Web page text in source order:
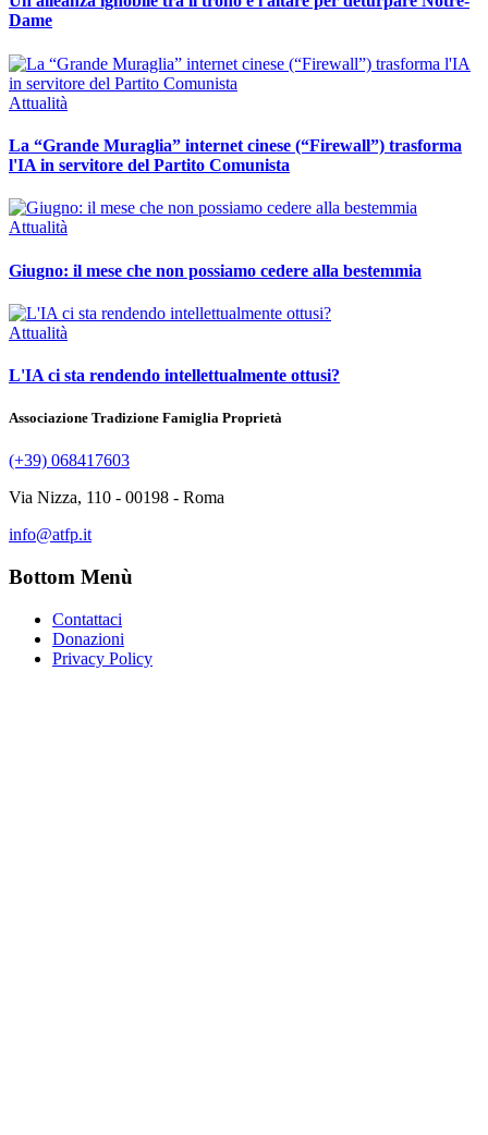
Dame
Attualità
La “Grande Muraglia” internet cinese (“Firewall”) trasforma
l'IA in servitore del Partito Comunista
Attualità
Giugno: il mese che non possiamo cedere alla bestemmia
Attualità
L'IA ci sta rendendo intellettualmente ottusi?
Associazione Tradizione Famiglia Proprietà
(+39) 068417603
Via Nizza, 110 - 00198 - Roma
info@atfp.it
Bottom Menù
Contattaci
Donazioni
Privacy Policy